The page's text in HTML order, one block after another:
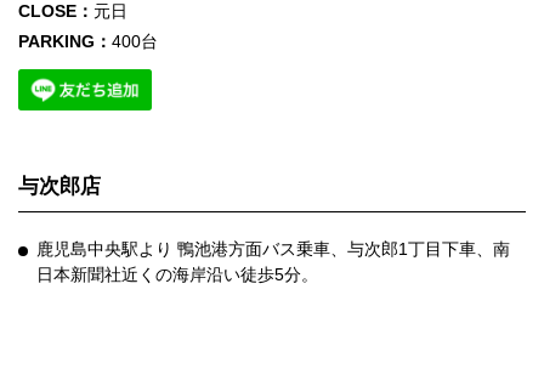
CLOSE： 元日
PARKING： 400台
与次郎店
鹿児島中央駅より 鴨池港方面バス乗車、与次郎1丁目下車、南
日本新聞社近くの海岸沿い徒歩5分。